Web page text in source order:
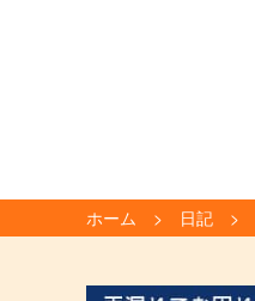
ホーム 日記